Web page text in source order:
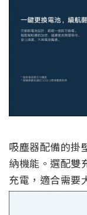
吸塵器配備的掛
納機能。選配雙
充電，適合需要